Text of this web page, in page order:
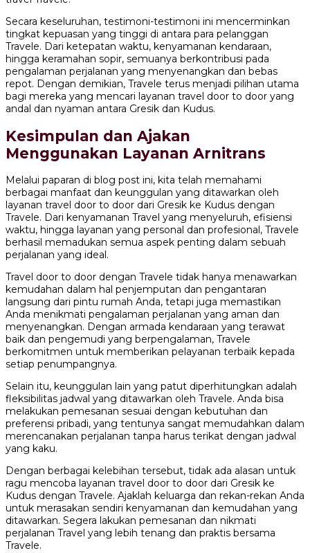
Secara keseluruhan, testimoni-testimoni ini mencerminkan
tingkat kepuasan yang tinggi di antara para pelanggan
Travele. Dari ketepatan waktu, kenyamanan kendaraan,
hingga keramahan sopir, semuanya berkontribusi pada
pengalaman perjalanan yang menyenangkan dan bebas
repot. Dengan demikian, Travele terus menjadi pilihan utama
bagi mereka yang mencari layanan travel door to door yang
andal dan nyaman antara Gresik dan Kudus.
Kesimpulan dan Ajakan
Menggunakan Layanan Arnitrans
Melalui paparan di blog post ini, kita telah memahami
berbagai manfaat dan keunggulan yang ditawarkan oleh
layanan travel door to door dari Gresik ke Kudus dengan
Travele. Dari kenyamanan Travel yang menyeluruh, efisiensi
waktu, hingga layanan yang personal dan profesional, Travele
berhasil memadukan semua aspek penting dalam sebuah
perjalanan yang ideal.
Travel door to door dengan Travele tidak hanya menawarkan
kemudahan dalam hal penjemputan dan pengantaran
langsung dari pintu rumah Anda, tetapi juga memastikan
Anda menikmati pengalaman perjalanan yang aman dan
menyenangkan. Dengan armada kendaraan yang terawat
baik dan pengemudi yang berpengalaman, Travele
berkomitmen untuk memberikan pelayanan terbaik kepada
setiap penumpangnya.
Selain itu, keunggulan lain yang patut diperhitungkan adalah
fleksibilitas jadwal yang ditawarkan oleh Travele. Anda bisa
melakukan pemesanan sesuai dengan kebutuhan dan
preferensi pribadi, yang tentunya sangat memudahkan dalam
merencanakan perjalanan tanpa harus terikat dengan jadwal
yang kaku.
Dengan berbagai kelebihan tersebut, tidak ada alasan untuk
ragu mencoba layanan travel door to door dari Gresik ke
Kudus dengan Travele. Ajaklah keluarga dan rekan-rekan Anda
untuk merasakan sendiri kenyamanan dan kemudahan yang
ditawarkan. Segera lakukan pemesanan dan nikmati
perjalanan Travel yang lebih tenang dan praktis bersama
Travele.